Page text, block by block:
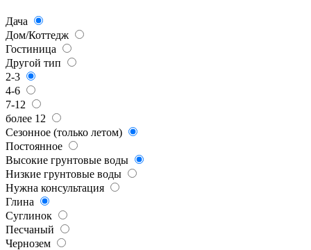
Дача
Дом/Коттедж
Гостиница
Другой тип
2-3
4-6
7-12
более 12
Сезонное (только летом)
Постоянное
Высокие грунтовые воды
Низкие грунтовые воды
Нужна консультация
Глина
Суглинок
Песчаный
Чернозем